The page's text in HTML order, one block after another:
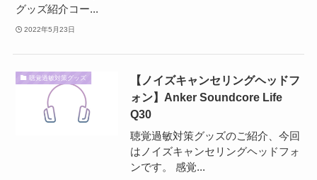
グッズ紹介コー...
2022年5月23日
聴覚過敏対策グッズ
【ノイズキャンセリングヘッドフ
ォン】Anker Soundcore Life
Q30
聴覚過敏対策グッズのご紹介、今回
はノイズキャンセリングヘッドフォ
ンです。 感覚...